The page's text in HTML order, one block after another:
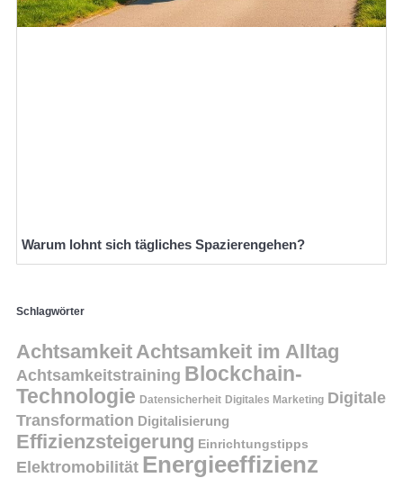
Warum lohnt sich tägliches Spazierengehen?
Schlagwörter
Achtsamkeit Achtsamkeit im Alltag
Achtsamkeitstraining Blockchain-
Technologie Datensicherheit Digitales Marketing Digitale
Transformation Digitalisierung
Effizienzsteigerung Einrichtungstipps
Elektromobilität Energieeffizienz